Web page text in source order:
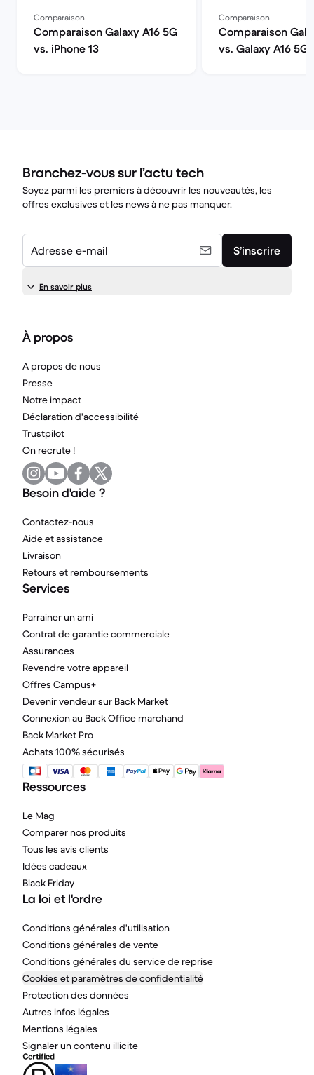
Comparaison
Comparaison Galaxy A16 5G
vs. iPhone 13
Comparaison
Comparaison
vs. Galaxy A16 5G
Branchez-vous sur l’actu tech
Soyez parmi les premiers à découvrir les nouveautés, les
offres exclusives et les news à ne pas manquer.
Adresse e-mail S’inscrire
En savoir plus
À propos
A propos de nous
Presse
Notre impact
Déclaration d'accessibilité
Trustpilot
On recrute !
Besoin d'aide ?
Contactez-nous
Aide et assistance
Livraison
Retours et remboursements
Services
Parrainer un ami
Contrat de garantie commerciale
Assurances
Revendre votre appareil
Offres Campus+
Devenir vendeur sur Back Market
Connexion au Back Office marchand
Back Market Pro
Achats 100% sécurisés
Ressources
Le Mag
Comparer nos produits
Tous les avis clients
Idées cadeaux
Black Friday
La loi et l'ordre
Conditions générales d'utilisation
Conditions générales de vente
Conditions générales du service de reprise
Cookies et paramètres de confidentialité
Protection des données
Autres infos légales
Mentions légales
Signaler un contenu illicite